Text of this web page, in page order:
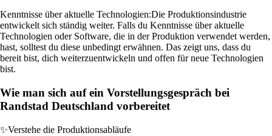
Kenntnisse über aktuelle Technologien:Die Produktionsindustrie
entwickelt sich ständig weiter. Falls du Kenntnisse über aktuelle
Technologien oder Software, die in der Produktion verwendet werden,
hast, solltest du diese unbedingt erwähnen. Das zeigt uns, dass du
bereit bist, dich weiterzuentwickeln und offen für neue Technologien
bist.
Wie man sich auf ein Vorstellungsgespräch bei
Randstad Deutschland vorbereitet
✨Verstehe die Produktionsabläufe